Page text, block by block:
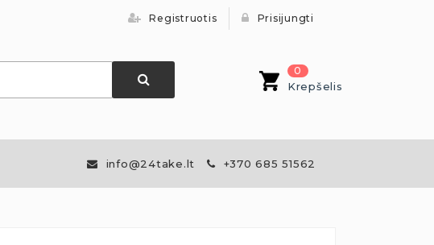
Registruotis Prisijungti
0
Krepšelis
info@24take.lt +370 685 51562